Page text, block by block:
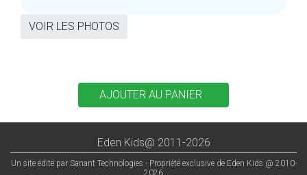
VOIR LES PHOTOS
Eden Kids@ 2011-2026
Un site édité par Sanant Technologies - Propriété exclusive de Eden Kids @ 2010-
2026